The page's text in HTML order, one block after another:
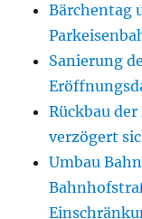
Bärchentag
Sanierung
Rückbau
verzögert
Umbau